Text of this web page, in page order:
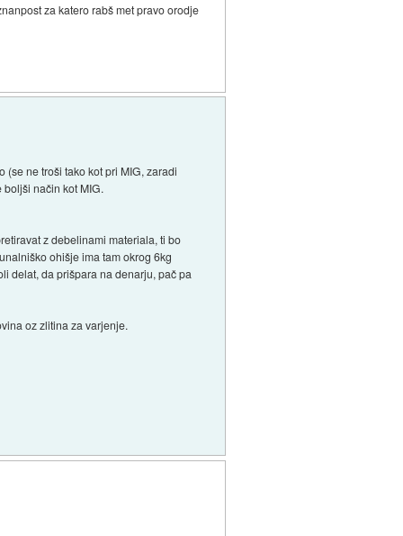
za katero rabš met pravo orodje
ne troši tako kot pri MIG, zaradi
način kot MIG.
z debelinami materiala, ti bo
ohišje ima tam okrog 6kg
delat, da prišpara na denarju, pač pa
oz zlitina za varjenje.